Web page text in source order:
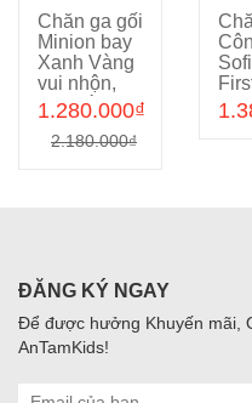
Chọn sản phẩm
Chăn ga gối
Minion bay
Xanh Vàng
vui nhộn,
cho bé trai
bé gái
ATKDS250
1.280.000₫
2.180.000₫
ĐĂNG KÝ NGAY
Để được hưởng Khuyến mãi,
AnTamKids!